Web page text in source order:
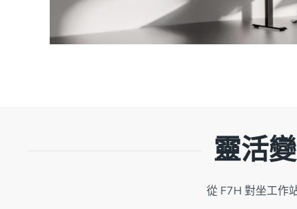
靈活
從 F7H 對坐工作